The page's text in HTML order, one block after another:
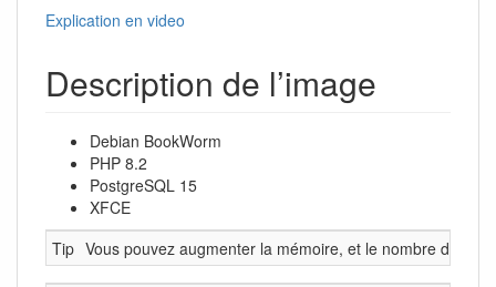
Explication en video
Description de l’image
Debian BookWorm
PHP 8.2
PostgreSQL 15
XFCE
Tip Vous pouvez augmenter la mémoire, et le nombre de